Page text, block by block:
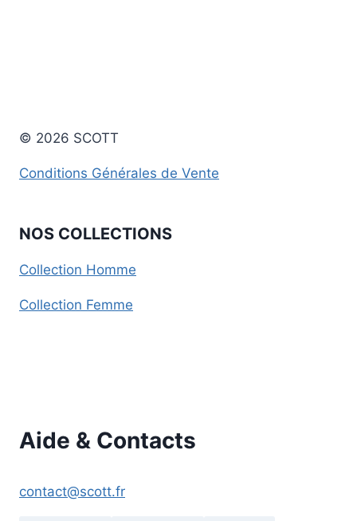
© 2026 SCOTT
Conditions Générales de Vente
NOS COLLECTIONS
Collection Homme
Collection Femme
Aide & Contacts
contact@scott.fr